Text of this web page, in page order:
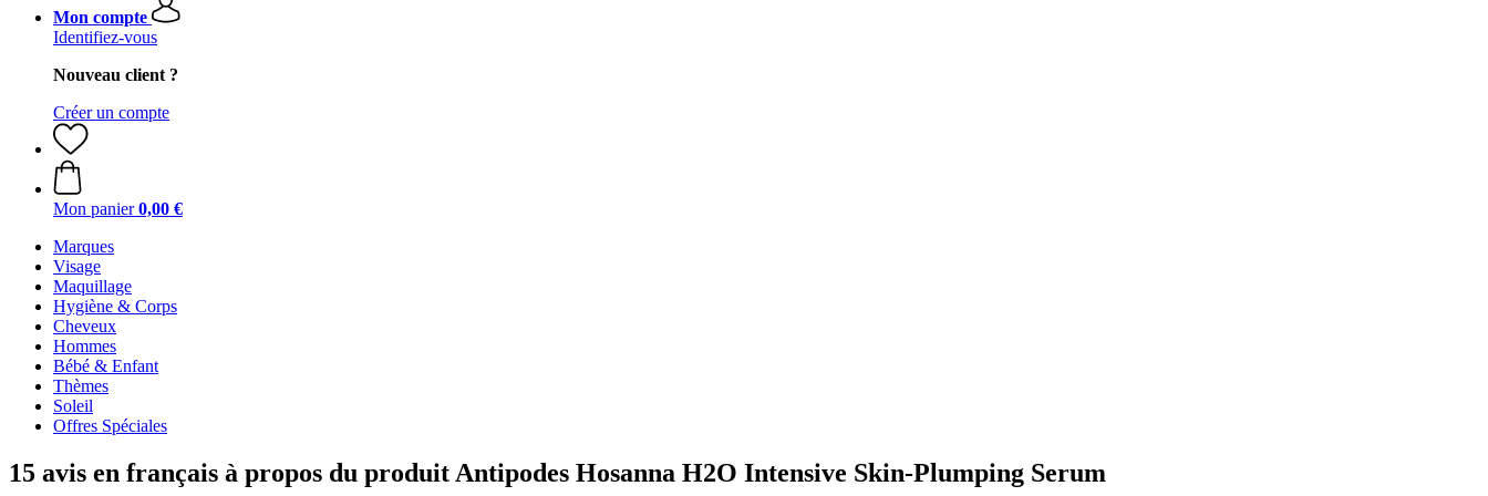
Mon compte
Identifiez-vous
Nouveau client ?
Créer un compte
Mon panier 0,00 €
Marques
Visage
Maquillage
Hygiène & Corps
Cheveux
Hommes
Bébé & Enfant
Thèmes
Soleil
Offres Spéciales
15 avis en français à propos du produit Antipodes Hosanna H2O Intensive Skin-Plumping Serum